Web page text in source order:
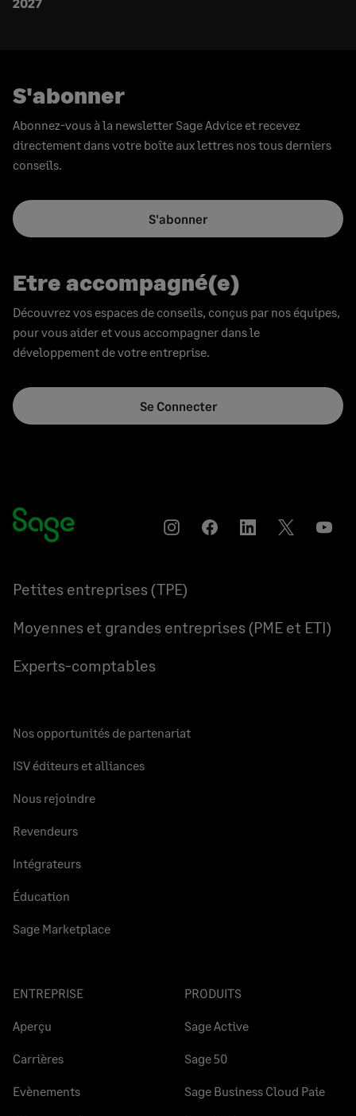
S'abonner
Abonnez-vous à la newsletter Sage Advice et recevez
directement dans votre boîte aux lettres nos tous derniers
conseils.
S'abonner
Etre accompagné(e)
Découvrez vos espaces de conseils, conçus par nos équipes,
pour vous aider et vous accompagner dans le
développement de votre entreprise.
Se Connecter
InstagramPartagerPartagerPartager
Petites entreprises (TPE)
Moyennes et grandes entreprises (PME et ETI)
Experts-comptables
Nos opportunités de partenariat
ISV éditeurs et alliances
Nous rejoindre
Revendeurs
Intégrateurs
Éducation
Sage Marketplace
ENTREPRISE
Aperçu
Carrières
Evènements
PRODUITS
Sage Active
Sage 50
Sage Business Cloud Paie